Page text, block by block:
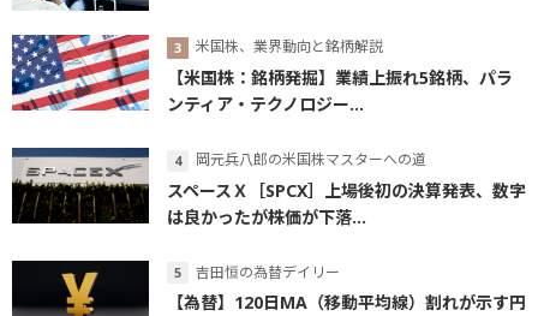
米国株、業界動向と銘柄解説
【米国株：銘柄発掘】業績上振れ5銘柄、パラ
ンティア・テクノロジー...
岡元兵八郎の米国株マスターへの道
スペースＸ［SPCX］上場後初の決算発表、数字
は良かったが株価が下落...
吉田恒の為替デイリー
【為替】120日MA（移動平均線）割れが示す円